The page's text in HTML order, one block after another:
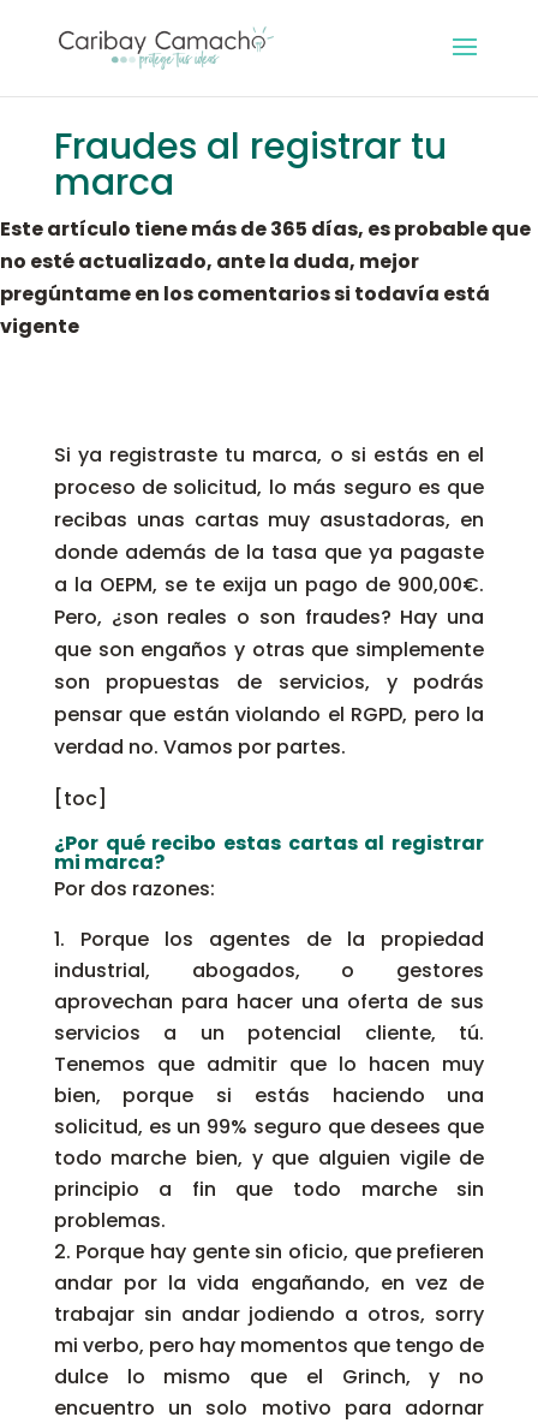
Fraudes al registrar tu
marca
Este artículo tiene más de 365 días, es probable que
no esté actualizado, ante la duda, mejor
pregúntame en los comentarios si todavía está
vigente
Si ya registraste tu marca, o si estás en el
proceso de solicitud, lo más seguro es que
recibas unas cartas muy asustadoras, en
donde además de la tasa que ya pagaste
a la OEPM, se te exija un pago de 900,00€.
Pero, ¿son reales o son fraudes? Hay una
que son engaños y otras que simplemente
son propuestas de servicios, y podrás
pensar que están violando el RGPD, pero la
verdad no. Vamos por partes.
[toc]
¿Por qué recibo estas cartas al registrar
mi marca?
Por dos razones:
Porque los agentes de la propiedad
industrial, abogados, o gestores
aprovechan para hacer una oferta de sus
servicios a un potencial cliente, tú.
Tenemos que admitir que lo hacen muy
bien, porque si estás haciendo una
solicitud, es un 99% seguro que desees que
todo marche bien, y que alguien vigile de
principio a fin que todo marche sin
problemas.
Porque hay gente sin oficio, que prefieren
andar por la vida engañando, en vez de
trabajar sin andar jodiendo a otros, sorry
mi verbo, pero hay momentos que tengo de
dulce lo mismo que el Grinch, y no
encuentro un solo motivo para adornar